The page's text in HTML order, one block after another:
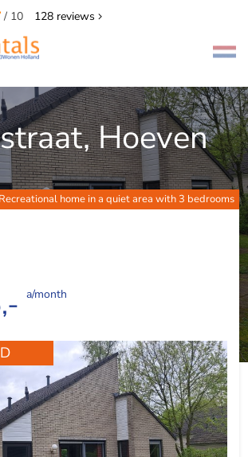
/ 10 128reviews
Hoeven
Recreational home in a quiet area with 3 bedrooms
a/month